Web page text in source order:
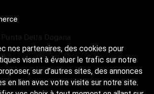
Della Dogana
nos partenaires, des cookies pour
visant à évaluer le trafic sur notre
sur d’autres sites, des annonces
en lien avec votre visite sur notre site.